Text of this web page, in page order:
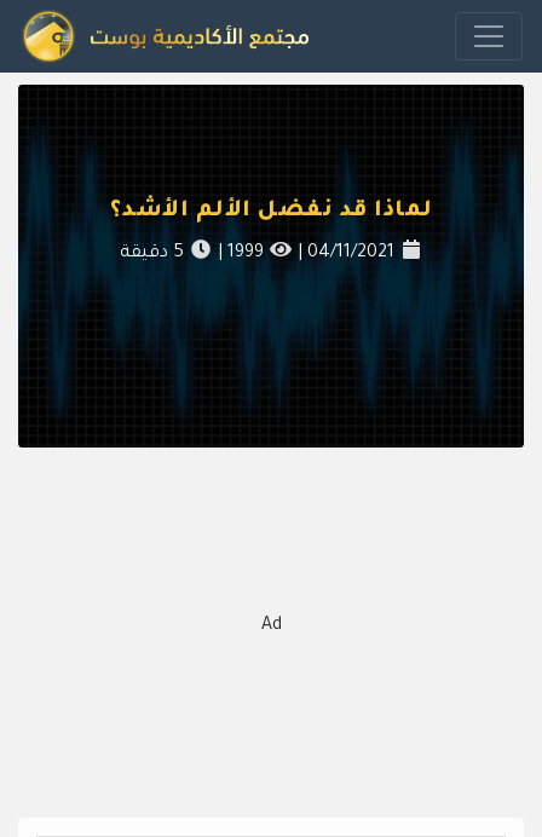
لماذا قد نفضل الألم الأشد؟
04/11/2021
5 دقيقة
Ad